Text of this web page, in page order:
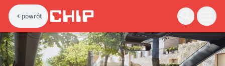
powrót